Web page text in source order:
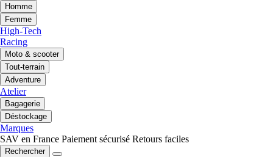
Homme
Femme
High-Tech
Racing
Moto & scooter
Tout-terrain
Adventure
Atelier
Bagagerie
Déstockage
Marques
SAV en France Paiement sécurisé Retours faciles
Rechercher